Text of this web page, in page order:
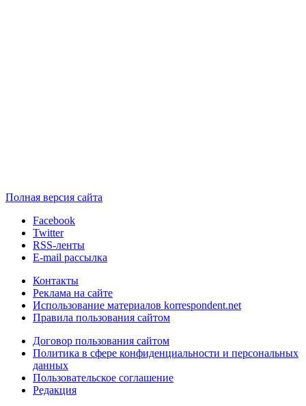
Полная версия сайта
Facebook
Twitter
RSS-ленты
E-mail рассылка
Контакты
Реклама на сайте
Использование материалов korrespondent.net
Правила пользования сайтом
Договор пользования сайтом
Политика в сфере конфиденциальности и персональных
данных
Пользовательское соглашение
Редакция